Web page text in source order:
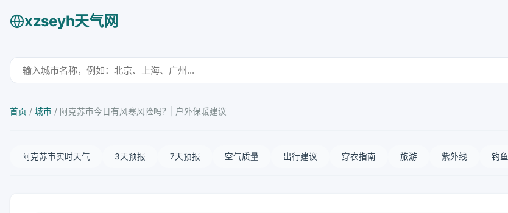
xzseyh天气网
首页 / 城市 / 阿克苏市今日有风寒风险吗？| 户外保暖建议
阿克苏市实时天气 3天预报 7天预报 空气质量 出行建议 穿衣指南 旅游 紫外线 钓鱼